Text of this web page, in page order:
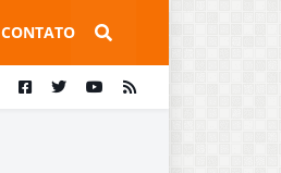
CONTATO